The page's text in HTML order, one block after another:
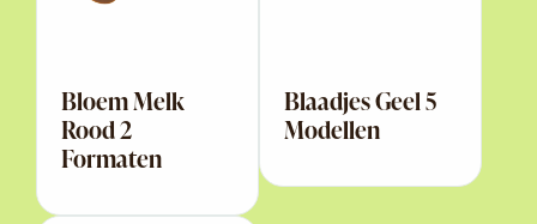
Bloem Melk
Rood 2
Formaten
Blaadjes Geel 5
Modellen